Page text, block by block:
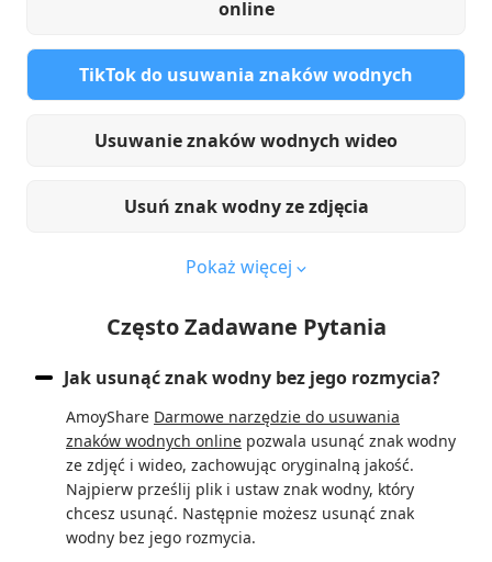
online
TikTok do usuwania znaków wodnych
Usuwanie znaków wodnych wideo
Usuń znak wodny ze zdjęcia
Pokaż więcej
Często Zadawane Pytania
Jak usunąć znak wodny bez jego rozmycia?
AmoyShare Darmowe narzędzie do usuwania
znaków wodnych online pozwala usunąć znak wodny
ze zdjęć i wideo, zachowując oryginalną jakość.
Najpierw prześlij plik i ustaw znak wodny, który
chcesz usunąć. Następnie możesz usunąć znak
wodny bez jego rozmycia.